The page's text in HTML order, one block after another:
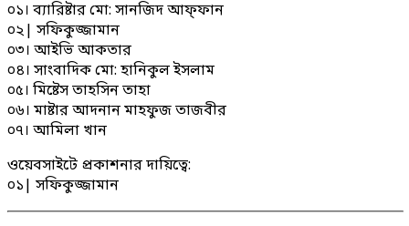
০১। ব্যারিষ্টার মো: সানজিদ আফ্ফান
০২| সফিকুজ্জামান
০৩। আইভি আকতার
০৪। সাংবাদিক মো: হানিকুল ইসলাম
০৫। মিষ্টেস তাহসিন তাহা
০৬। মাষ্টার আদনান মাহফুজ তাজবীর
০৭। আমিলা খান
ওয়েবসাইটে প্রকাশনার দায়িত্বে:
০১| সফিকুজ্জামান